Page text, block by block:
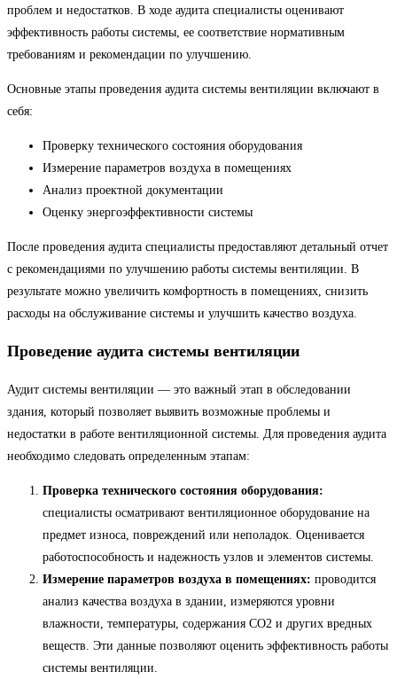
проблем и недостатков. В ходе аудита специалисты оценивают
эффективность работы системы, ее соответствие нормативным
требованиям и рекомендации по улучшению.
Основные этапы проведения аудита системы вентиляции включают в
себя:
Проверку технического состояния оборудования
Измерение параметров воздуха в помещениях
Анализ проектной документации
Оценку энергоэффективности системы
После проведения аудита специалисты предоставляют детальный отчет
с рекомендациями по улучшению работы системы вентиляции. В
результате можно увеличить комфортность в помещениях, снизить
расходы на обслуживание системы и улучшить качество воздуха.
Проведение аудита системы вентиляции
Аудит системы вентиляции — это важный этап в обследовании
здания, который позволяет выявить возможные проблемы и
недостатки в работе вентиляционной системы. Для проведения аудита
необходимо следовать определенным этапам:
Проверка технического состояния оборудования:
специалисты осматривают вентиляционное оборудование на
предмет износа, повреждений или неполадок. Оценивается
работоспособность и надежность узлов и элементов системы.
Измерение параметров воздуха в помещениях: проводится
анализ качества воздуха в здании, измеряются уровни
влажности, температуры, содержания CO2 и других вредных
веществ. Эти данные позволяют оценить эффективность работы
системы вентиляции.